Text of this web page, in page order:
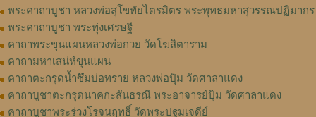
พระคาถาบูชา หลวงพ่อสุโขทัยไตรมิตร พระพุทธมหาสุวรรณปฏิมากร
พระคาถาบูชา พระทุ่งเศรษฐี
คาถาพระขุนแผนหลวงพ่อกวย วัดโฆสิตาราม
คาถามหาเสน่ห์ขุนแผน
คาถาตะกรุดน้ำซึมบ่อทราย หลวงพ่อปุ้ม วัดศาลาแดง
คาถาบูชาตะกรุดนาคกะสันธรณี พระอาจารย์ปุ้ม วัดศาลาแดง
คาถาบูชาพระร่วงโรจนฤทธิ์ วัดพระปฐมเจดีย์